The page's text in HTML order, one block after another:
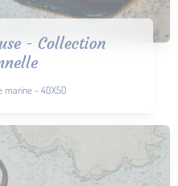
- Collection
marine - 40X50